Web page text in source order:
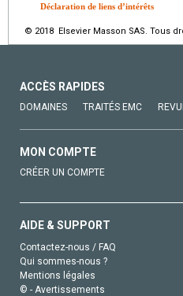
Déclaration de liens d’intérêts
© 2018 Elsevier Masson SAS. Tous
ACCÈS RAPIDES
DOMAINES TRAITÉS EMC
MON COMPTE
CRÉER UN COMPTE
AIDE & SUPPORT
Contactez-nous / FAQ
Qui sommes-nous ?
Mentions légales
© - Avertissements